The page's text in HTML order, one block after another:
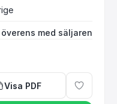
överens med säljaren
Visa PDF